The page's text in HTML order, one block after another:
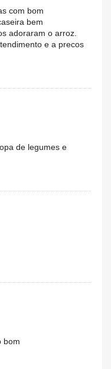
com bom
bem
adoraram o arroz.
e a precos
de legumes e
bom